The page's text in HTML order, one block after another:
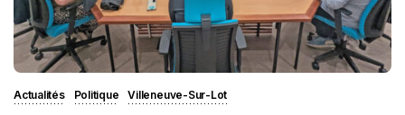
Actualités Politique Villeneuve-Sur-Lot